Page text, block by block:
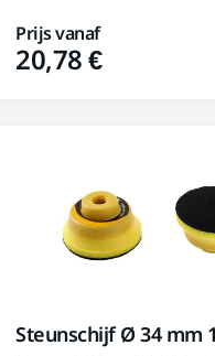
Prijs vanaf
20,78 €
Steunschijf Ø 34 mm